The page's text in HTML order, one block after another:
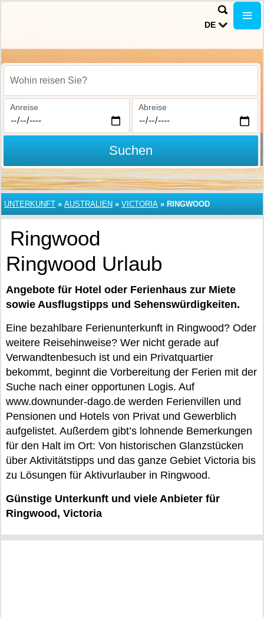
DE
Wohin reisen Sie?
Anreise Abreise
Suchen
UNTERKUNFT » AUSTRALIEN » VICTORIA » RINGWOOD
Ringwood
Ringwood Urlaub
Angebote für Hotel oder Ferienhaus zur Miete
sowie Ausflugstipps und Sehenswürdigkeiten.
Eine bezahlbare Ferienunterkunft in Ringwood? Oder
weitere Reisehinweise? Wer nicht gerade auf
Verwandtenbesuch ist und ein Privatquartier
bekommt, beginnt die Vorbereitung der Ferien mit der
Suche nach einer opportunen Logis. Auf
www.downunder-dago.de werden Ferienvillen und
Pensionen und Hotels von Privat und Gewerblich
aufgelistet. Außerdem gibt’s lohnende Bemerkungen
für den Halt im Ort: Von historischen Glanzstücken
über Aktivitätstipps und das ganze Gebiet Victoria bis
zu Lösungen für Aktivurlauber in Ringwood.
Günstige Unterkunft und viele Anbieter für
Ringwood, Victoria